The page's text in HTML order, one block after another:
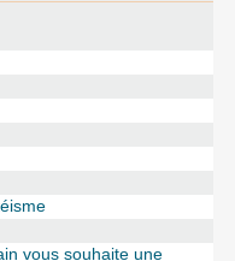
vous souhaite une